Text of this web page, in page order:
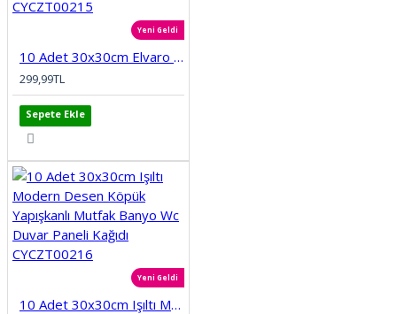
Yeni Geldi
10 Adet 30x30cm Elvaro Seramik Desen Köpük Yapışkanlı Mutfak Banyo Wc Duvar Paneli Kağıdı CYCZT00215
299,99TL
Sepete Ekle
Yeni Geldi
10 Adet 30x30cm Işıltı Modern Desen Köpük Yapışkanlı Mutfak Banyo Wc Duvar Paneli Kağıdı CYCZT00216